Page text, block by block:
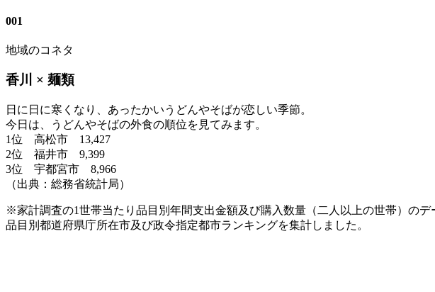
001
地域のコネタ
香川 × 麺類
日に日に寒くなり、あったかいうどんやそばが恋しい季節。
今日は、うどんやそばの外食の順位を見てみます。
1位 高松市 13,427
2位 福井市 9,399
3位 宇都宮市 8,966
（出典：総務省統計局）
※家計調査の1世帯当たり品目別年間支出金額及び購入数量（二人以上の世帯）の
品目別都道府県庁所在市及び政令指定都市ランキングを集計しました。